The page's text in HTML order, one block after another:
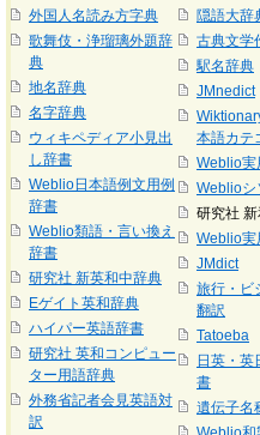
外国人名読み方字典
歌舞伎・浄瑠璃外題辞
典
地名辞典
名字辞典
ウィキペディア小見出
し辞書
Weblio日本語例文用例
辞書
Weblio類語・言い換え
辞書
研究社 新英和中辞典
Eゲイト英和辞典
ハイパー英語辞書
研究社 英和コンピュー
ター用語辞典
外務省記者会見英語対
訳
隠語大辞
古典文学
駅名辞典
JMnedict
本語カテ
Weblio実
Weblioシ
研究社
Weblio実
JMdict
旅行・ビ
翻訳
Tatoeba
日英・英
書
遺伝子名